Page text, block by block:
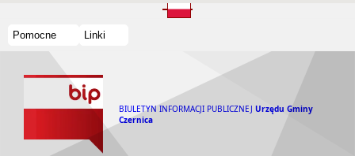
Pomocne Linki
BIULETYN INFORMACJI PUBLICZNEJ Urzędu Gminy
Czernica